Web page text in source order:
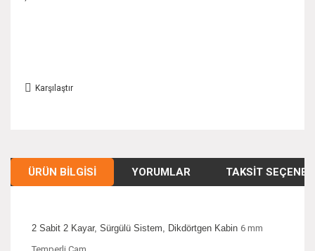
Karşılaştır
ÜRÜN BILGISI YORUMLAR TAKSIT
2 Sabit 2 Kayar, Sürgülü Sistem, Dikdörtgen Kabin 6 mm